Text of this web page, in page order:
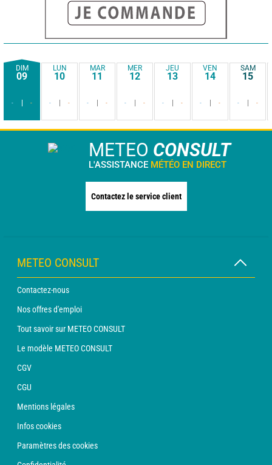
DIM
09
- -
LUN
10
- -
MAR
11
- -
MER
12
- -
JEU
13
- -
VEN
14
- -
SAM
15
- -
METEO CONSULT
L'ASSISTANCE MÉTÉO EN DIRECT
Contactez le service client
METEO CONSULT
Contactez-nous
Nos offres d'emploi
Tout savoir sur METEO CONSULT
Le modèle METEO CONSULT
CGV
CGU
Mentions légales
Infos cookies
Paramètres des cookies